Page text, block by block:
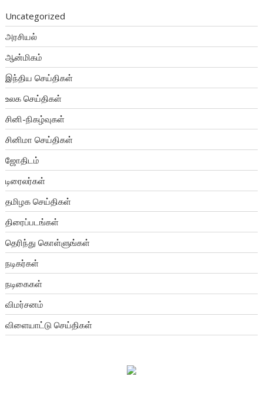
Uncategorized
அரசியல்
ஆன்மிகம்
இந்திய செய்திகள்
உலக செய்திகள்
சினி-நிகழ்வுகள்
சினிமா செய்திகள்
ஜோதிடம்
டிரைலர்கள்
தமிழக செய்திகள்
திரைப்படங்கள்
தெரிந்து கொள்ளுங்கள்
நடிகர்கள்
நடிகைகள்
விமர்சனம்
விளையாட்டு செய்திகள்